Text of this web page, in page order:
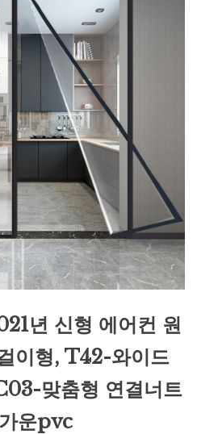
년 신형 에어컨 원
이형, T42-와이드
맞춤형 연결너트
운pvc